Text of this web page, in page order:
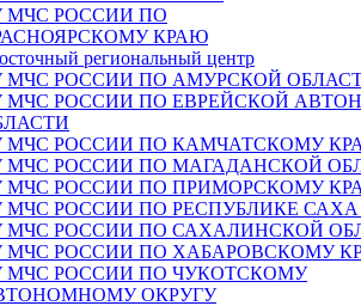
МЧС РОССИИ ПО
КРАЮ
региональный центр
МЧС РОССИИ ПО АМУРСКОЙ
МЧС РОССИИ ПО ЕВРЕЙСКОЙ
МЧС РОССИИ ПО КАМЧАТСКОМУ
МЧС РОССИИ ПО МАГАДАНСКОЙ
МЧС РОССИИ ПО ПРИМОРСКОМУ
МЧС РОССИИ ПО РЕСПУБЛИКЕ
МЧС РОССИИ ПО САХАЛИНСКОЙ
МЧС РОССИИ ПО ХАБАРОВСКОМУ
МЧС РОССИИ ПО ЧУКОТСКОМУ
ОКРУГУ